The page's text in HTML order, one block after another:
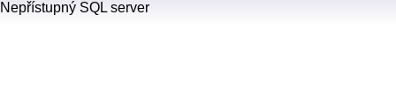
Nepřístupný SQL server